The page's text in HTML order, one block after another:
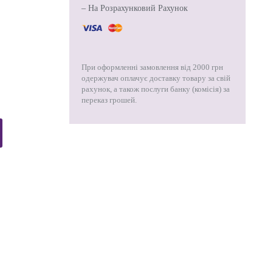
– На Розрахунковий Рахунок
При оформленні замовлення від 2000 грн
одержувач оплачує доставку товару за свій
рахунок, а також послуги банку (комісія) за
переказ грошей.